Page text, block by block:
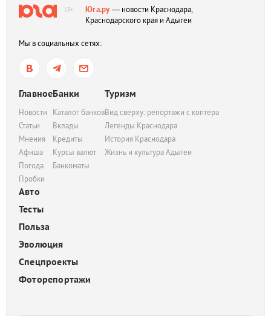
18+ Юга.ру— новости Краснодара,
Краснодарского края и Адыгеи
Мы в социальных сетях:
Главное
Новости
Статьи
Мнения
Афиша
Погода
Пробки
Банки
Каталог банков
Вклады
Кредиты
Курсы валют
Банкоматы
Туризм
Вид сверху: репортажи с коптера
Легенды Краснодара
История Краснодара
Жизнь и культура Адыгеи
Авто
Тесты
Польза
Эволюция
Спецпроекты
Фоторепортажи